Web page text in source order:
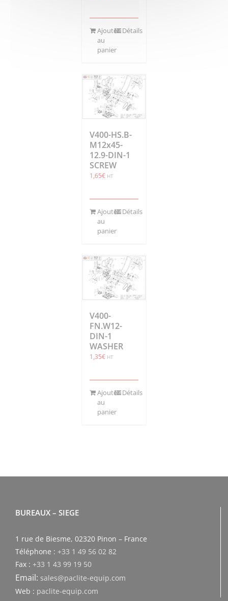
Ajouter
au
panier
Détails
V400-HS.B-
M12x45-
12.9-DIN-1
SCREW
1,65€ HT
Ajouter
au
panier
Détails
V400-
FN.W12-
DIN-1
WASHER
1,35€ HT
Ajouter
au
panier
Détails
BUREAUX – SIEGE
1 rue de Biesme, 02320 Pinon – France
Téléphone : +33 1 49 56 02 82
Fax : +33 1 43 99 19 50
Email: sales@paclite-equip.com
Web : paclite-equip.com